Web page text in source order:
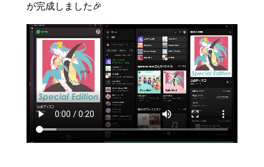
}
"media_type": "video",
"track_type": "video",
"name" : "白金ディスコ",
"duration_ms": 256573,
"artists": [
{
"name": "物語シリーズ"
"uri":
"url": "https://
}
],
"album": {
が完成しました🎉